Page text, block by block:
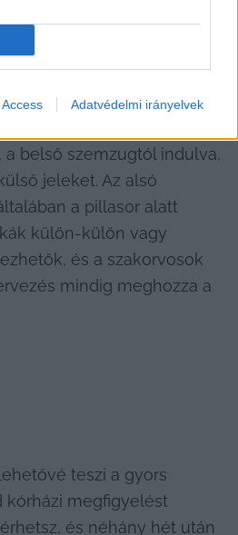
Adatvédelmi irányelvek
minden
hatású eredményekre
belső szemzugtól indulva,
jeleket. Az alsó
a pillasor alatt
külön-külön vagy
és a szakorvosok
mindig meghozza a
teszi a gyors
megfigyelést
és néhány hét után